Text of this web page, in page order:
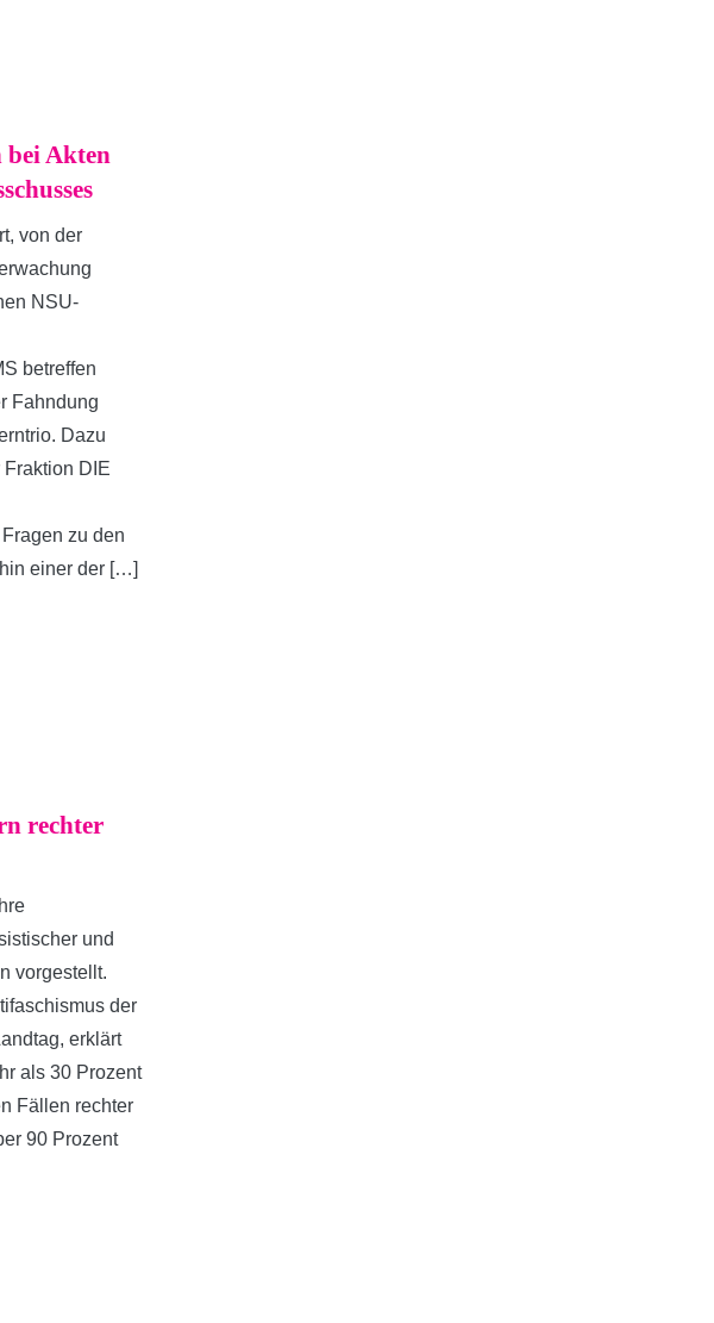
Akten
von der
NSU-
betreffen
Fahndung
Dazu
DIE
zu den
einer der […]
rechter
und
vorgestellt.
der
erklärt
als 30 Prozent
Fällen rechter
90 Prozent